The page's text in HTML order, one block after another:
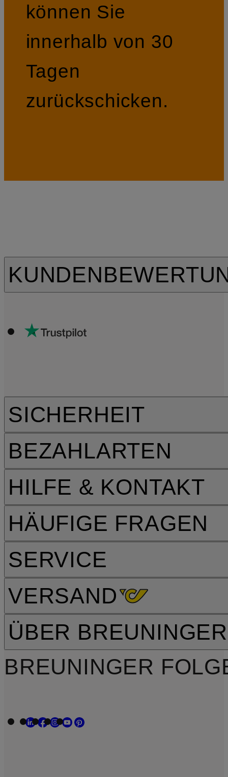
können Sie
innerhalb von 30
Tagen
zurückschicken.
HILFE & KONTAKT
HÄUFIGE FRAGEN
SERVICE
VERSAND
SICHERHEIT
BEZAHLARTEN
ÜBER BREUNINGER
BREUNINGER